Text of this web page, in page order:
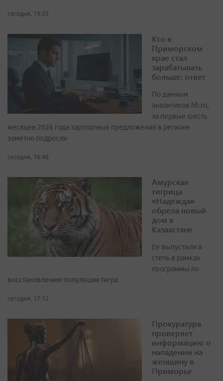
сегодня, 19:25
Кто в
Приморском
крае стал
зарабатывать
больше: ответ
По данным
аналитиков hh.ru,
за первые шесть
месяцев 2026 года зарплатные предложения в регионе
заметно подросли
сегодня, 16:46
Амурская
тигрица
«Надежда»
обрела новый
дом в
Казахстане
Ее выпустили в
степь в рамках
программы по
восстановлению популяции тигра
сегодня, 17:12
Прокуратура
проверяет
информацию о
нападении на
женщину в
Приморье